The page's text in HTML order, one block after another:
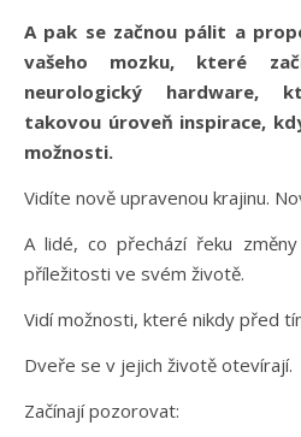
A pak se začnou pálit a
vašeho mozku, které
neurologický hardware,
takovou úroveň inspirace,
možnosti.
Vidíte nově upravenou krajinu.
A lidé, co přechází řeku
příležitosti ve svém životě.
Vidí možnosti, které nikdy před
Dveře se v jejich životě otevírají.
Začínají pozorovat: